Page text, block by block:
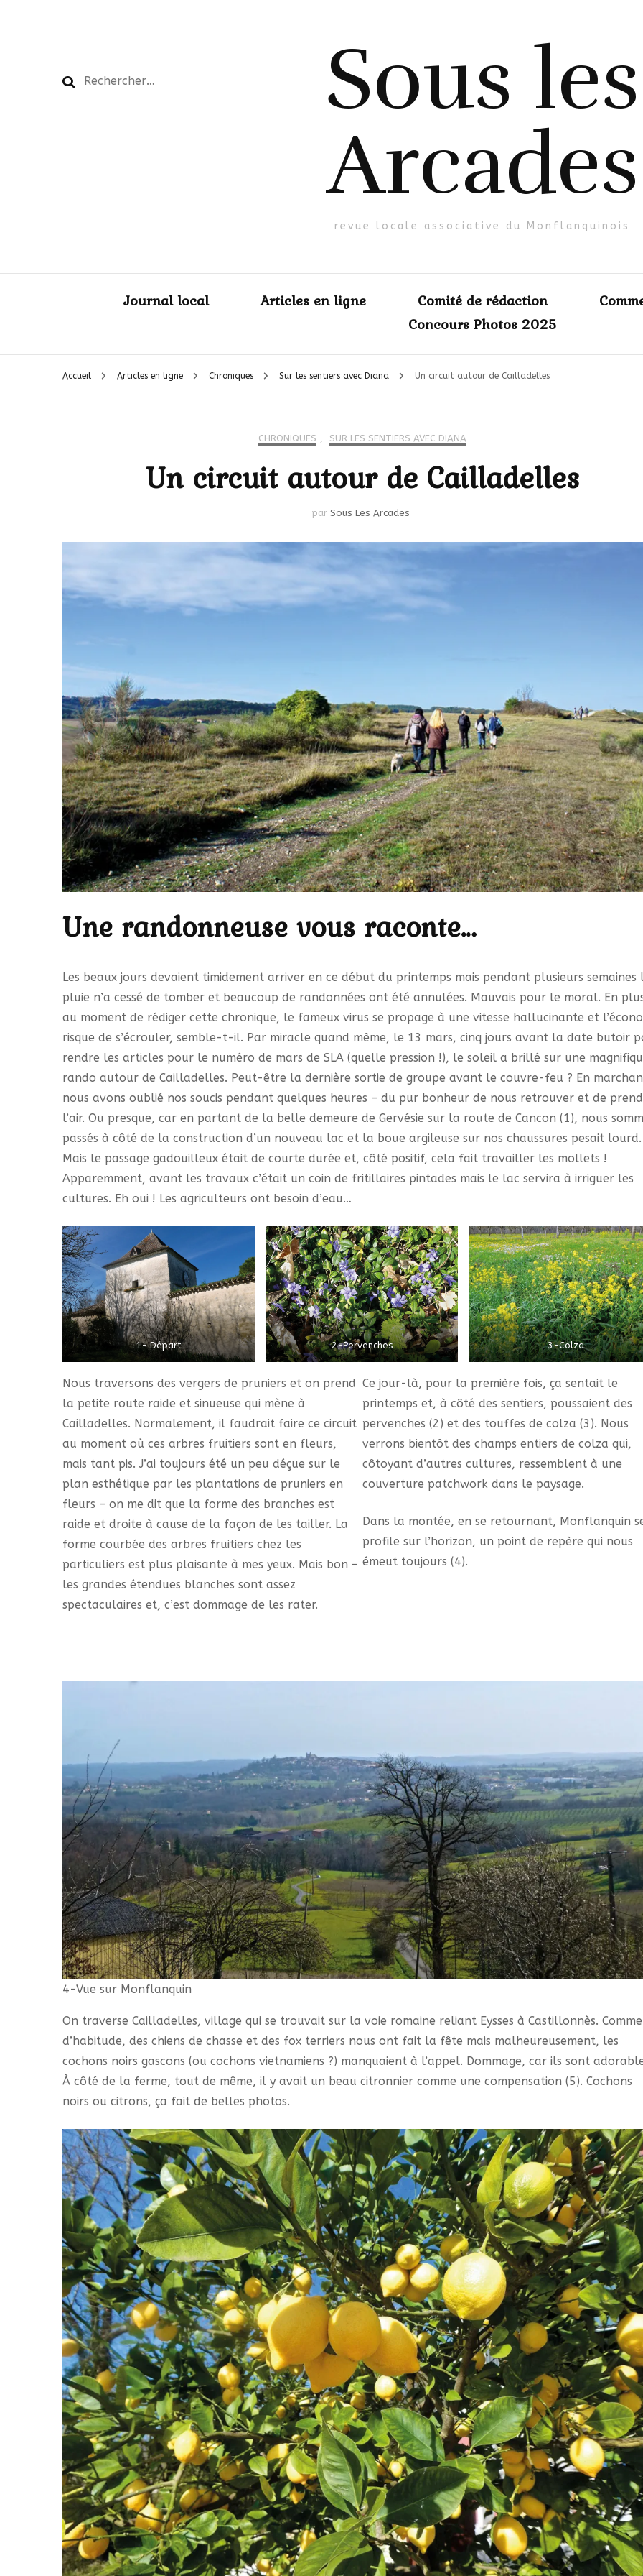
Rechercher :
Sous les
Arcades
revue locale associative du Monflanquinois
Journal local Articles en ligne Comité de rédaction
Concours Photos 2025
Accueil Articles en ligne Chroniques Sur les sentiers avec Diana Un circuit autour de Cailladelles
CHRONIQUES , SUR LES SENTIERS AVEC DIANA
Un circuit autour de Cailladelles
par Sous Les Arcades
Une randonneuse vous raconte…
Les beaux jours devaient timidement arriver en ce début du printemps mais pendant plusieurs semaines
pluie n’a cessé de tomber et beaucoup de randonnées ont été annulées. Mauvais pour le moral. En
au moment de rédiger cette chronique, le fameux virus se propage à une vitesse hallucinante et
risque de s’écrouler, semble-t-il. Par miracle quand même, le 13 mars, cinq jours avant la date butoir
rendre les articles pour le numéro de mars de SLA (quelle pression !), le soleil a brillé sur une
rando autour de Cailladelles. Peut-être la dernière sortie de groupe avant le couvre-feu ? En
nous avons oublié nos soucis pendant quelques heures – du pur bonheur de nous retrouver et de
l’air. Ou presque, car en partant de la belle demeure de Gervésie sur la route de Cancon (1), nous
passés à côté de la construction d’un nouveau lac et la boue argileuse sur nos chaussures pesait lourd.
Mais le passage gadouilleux était de courte durée et, côté positif, cela fait travailler les mollets !
Apparemment, avant les travaux c’était un coin de fritillaires pintades mais le lac servira à irriguer les
cultures. Eh oui ! Les agriculteurs ont besoin d’eau…
1- Départ 2-Pervenches 3-Colza
Nous traversons des vergers de pruniers et on prend
la petite route raide et sinueuse qui mène à
Cailladelles. Normalement, il faudrait faire ce circuit
au moment où ces arbres fruitiers sont en fleurs,
mais tant pis. J’ai toujours été un peu déçue sur le
plan esthétique par les plantations de pruniers en
fleurs – on me dit que la forme des branches est
raide et droite à cause de la façon de les tailler. La
forme courbée des arbres fruitiers chez les
particuliers est plus plaisante à mes yeux. Mais bon –
les grandes étendues blanches sont assez
spectaculaires et, c’est dommage de les rater.
Ce jour-là, pour la première fois, ça sentait le
printemps et, à côté des sentiers, poussaient des
pervenches (2) et des touffes de colza (3). Nous
verrons bientôt des champs entiers de colza qui,
côtoyant d’autres cultures, ressemblent à une
couverture patchwork dans le paysage.
Dans la montée, en se retournant, Monflanquin
profile sur l’horizon, un point de repère qui nous
émeut toujours (4).
4-Vue sur Monflanquin
On traverse Cailladelles, village qui se trouvait sur la voie romaine reliant Eysses à Castillonnès. Comme
d’habitude, des chiens de chasse et des fox terriers nous ont fait la fête mais malheureusement, les
cochons noirs gascons (ou cochons vietnamiens ?) manquaient à l’appel. Dommage, car ils sont
À côté de la ferme, tout de même, il y avait un beau citronnier comme une compensation (5). Cochons
noirs ou citrons, ça fait de belles photos.